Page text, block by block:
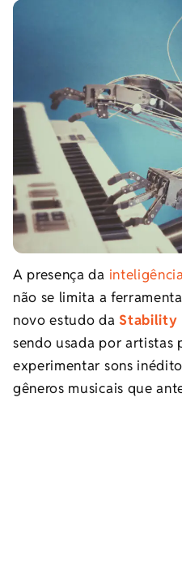
A presença da
não se limita a
novo estudo daStability
sendo usada por artistas
experimentar sons
gêneros musicais que